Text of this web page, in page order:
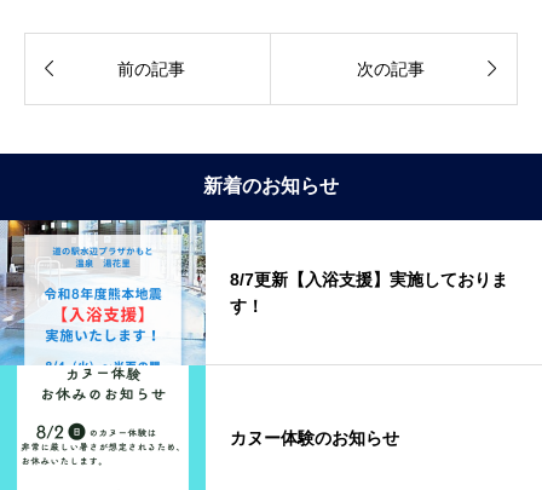
 前の記事 次の記事 
新着のお知らせ
8/7更新【入浴支援】実施しておりま
す！
カヌー体験のお知らせ